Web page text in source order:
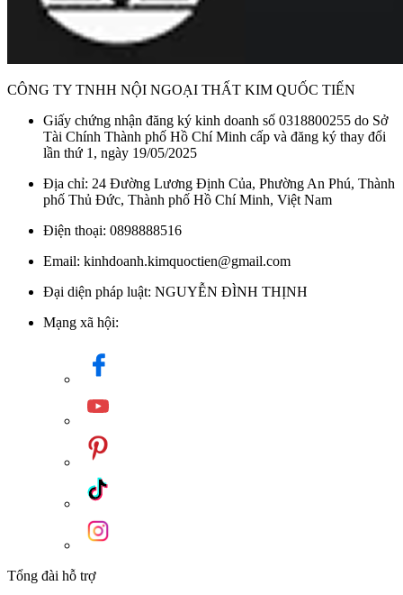
CÔNG TY TNHH NỘI NGOẠI THẤT KIM QUỐC TIẾN
Giấy chứng nhận đăng ký kinh doanh số 0318800255 do Sở
Tài Chính Thành phố Hồ Chí Minh cấp và đăng ký thay đổi
lần thứ 1, ngày 19/05/2025
Địa chỉ: 24 Đường Lương Định Của, Phường An Phú, Thành
phố Thủ Đức, Thành phố Hồ Chí Minh, Việt Nam
Điện thoại: 0898888516
Email: kinhdoanh.kimquoctien@gmail.com
Đại diện pháp luật: NGUYỄN ĐÌNH THỊNH
Mạng xã hội:
Tổng đài hỗ trợ